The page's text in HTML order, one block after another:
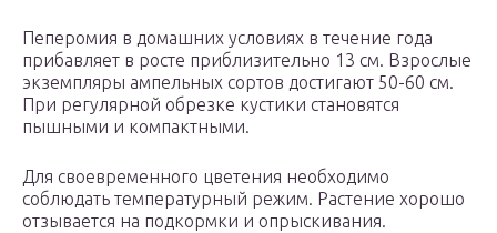
Пеперомия в домашних условиях в течение года
прибавляет в росте приблизительно 13 см. Взрослые
экземпляры ампельных сортов достигают 50-60 см.
При регулярной обрезке кустики становятся
пышными и компактными.
Для своевременного цветения необходимо
соблюдать температурный режим. Растение хорошо
отзывается на подкормки и опрыскивания.